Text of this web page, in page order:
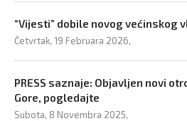
“Vijesti” dobile novog većinskog
Četvrtak, 19 Februara 2026,
PRESS saznaje: Objavljen novi
Gore, pogledajte
Subota, 8 Novembra 2025,